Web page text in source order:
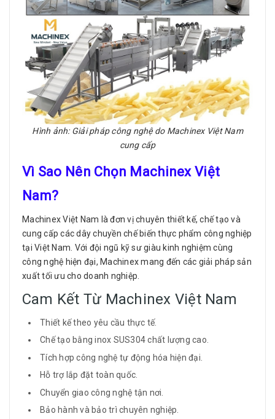
Hình ảnh: Giải pháp công nghệ do Machinex Việt Nam
cung cấp
Vì Sao Nên Chọn Machinex Việt
Nam?
Machinex Việt Nam là đơn vị chuyên thiết kế, chế tạo và
cung cấp các dây chuyền chế biến thực phẩm công nghiệp
tại Việt Nam. Với đội ngũ kỹ sư giàu kinh nghiệm cùng
công nghệ hiện đại, Machinex mang đến các giải pháp sản
xuất tối ưu cho doanh nghiệp.
Cam Kết Từ Machinex Việt Nam
Thiết kế theo yêu cầu thực tế.
Chế tạo bằng inox SUS304 chất lượng cao.
Tích hợp công nghệ tự động hóa hiện đại.
Hỗ trợ lắp đặt toàn quốc.
Chuyển giao công nghệ tận nơi.
Bảo hành và bảo trì chuyên nghiệp.